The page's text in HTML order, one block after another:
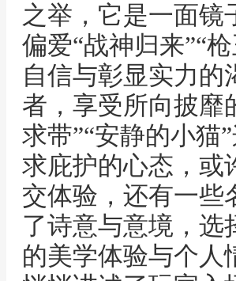
之举，它是一面镜
偏爱“战神归来”“
自信与彰显实力
者，享受所向披靡
求带”“安静的小猫
求庇护的心态，或
交体验，还有一些
了诗意与意境，选
的美学体验与个人